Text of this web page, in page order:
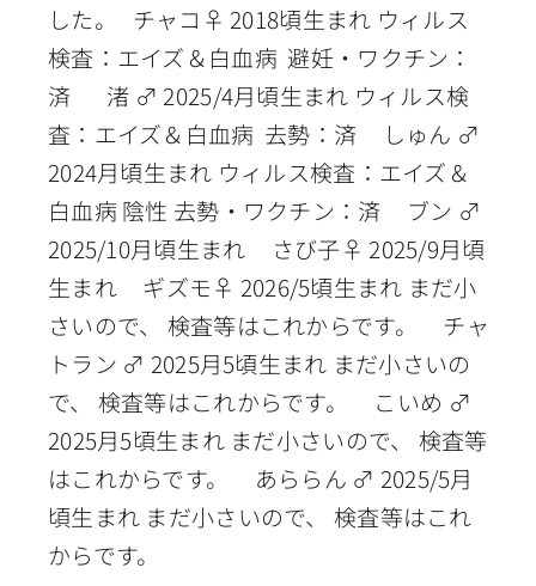
した。 チャコ♀ 2018頃生まれ ウィルス
検査：エイズ＆白血病 避妊・ワクチン：
済 渚 ♂ 2025/4月頃生まれ ウィルス検
査：エイズ＆白血病 去勢：済 しゅん ♂
2024月頃生まれ ウィルス検査：エイズ＆
白血病 陰性 去勢・ワクチン：済 ブン ♂
2025/10月頃生まれ さび子♀ 2025/9月頃
生まれ ギズモ♀ 2026/5頃生まれ まだ小
さいので、 検査等はこれからです。 チャ
トラン ♂ 2025月5頃生まれ まだ小さいの
で、 検査等はこれからです。 こいめ ♂
2025月5頃生まれ まだ小さいので、 検査等
はこれからです。 あららん ♂ 2025/5月
頃生まれ まだ小さいので、 検査等はこれ
からです。